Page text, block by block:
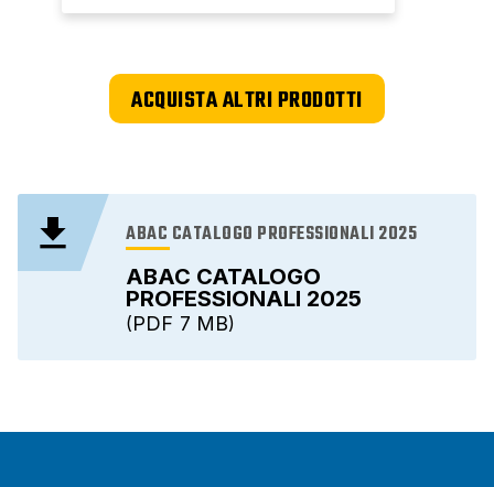
ACQUISTA ALTRI PRODOTTI
ABAC CATALOGO
PROFESSIONALI 2025
ABAC CATALOGO PROFESSIONALI 2025
7 MB
PDF